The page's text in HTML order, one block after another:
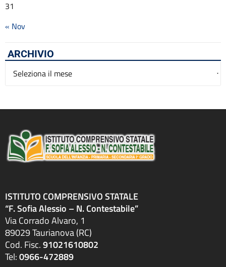
31
« Nov
ARCHIVIO
Archivio
ISTITUTO COMPRENSIVO STATALE
“F. Sofia Alessio – N. Contestabile”
Via Corrado Alvaro, 1
89029 Taurianova (RC)
Cod. Fisc.91021610802
Tel:0966-472889